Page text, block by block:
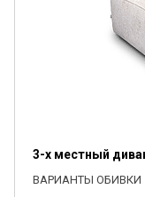
3-х местный
ВАРИАНТЫ ОБИВКИ